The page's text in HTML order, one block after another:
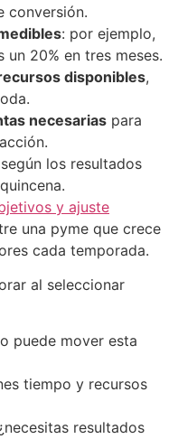
conversión.
: por ejemplo,
20% en tres meses.
disponibles,
necesarias para
según los resultados
y ajuste
una pyme que crece
cada temporada.
al seleccionar
puede mover esta
tiempo y recursos
resultados